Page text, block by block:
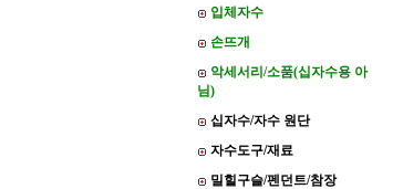
입체자수
손뜨개
악세서리/소품(십자수용 아
님)
십자수/자수 원단
자수도구/재료
밀힐구슬/펜던트/참장